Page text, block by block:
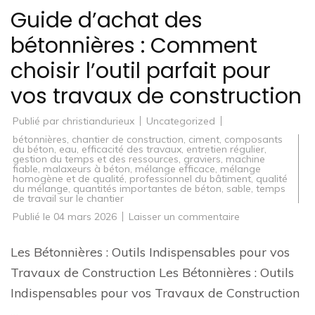
Guide d’achat des
bétonnières : Comment
choisir l’outil parfait pour
vos travaux de construction
Publié par christiandurieux
Uncategorized
bétonnières, chantier de construction, ciment, composants
du béton, eau, efficacité des travaux, entretien régulier,
gestion du temps et des ressources, graviers, machine
fiable, malaxeurs à béton, mélange efficace, mélange
homogène et de qualité, professionnel du bâtiment, qualité
du mélange, quantités importantes de béton, sable, temps
de travail sur le chantier
Publié le 04 mars 2026 Laisser un commentaire
bétonnières
Comment
l’outil
Les Bétonnières : Outils Indispensables pour vos
Travaux de Construction Les Bétonnières : Outils
Indispensables pour vos Travaux de Construction